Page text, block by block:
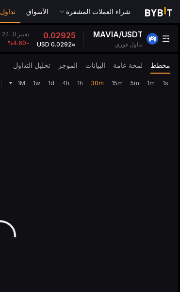
شراء العملات المشفرة الأسواق تداول
MAVIA/USDT
تداول فوري
0.02925
≈0.0292 USD
تغيير الـ 24 ساعة
-4.60
%
مخطط لمحة عامة البيانات الموجز تحليل التداول
1s
1m
5m
15m
30m
1h
4h
1d
1w
1M